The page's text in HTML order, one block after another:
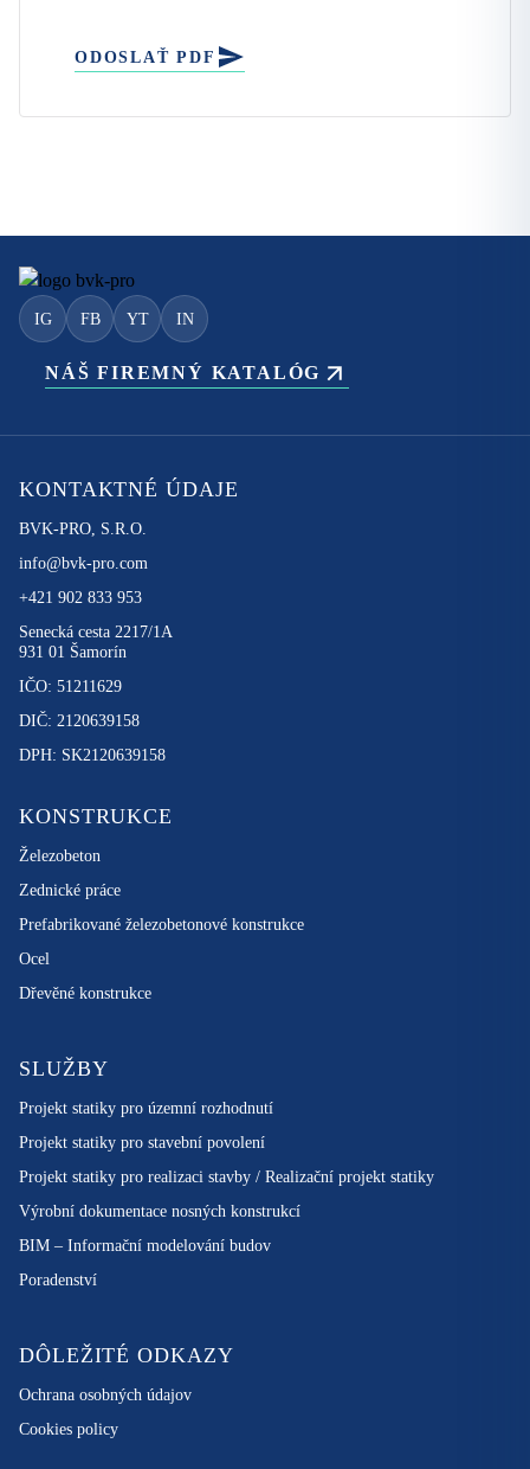
ODOSLAŤ PDF
IG FB YT IN
NÁŠ FIREMNÝ KATALÓG
KONTAKTNÉ ÚDAJE
BVK-PRO, S.R.O.
info@bvk-pro.com
+421 902 833 953
Senecká cesta 2217/1A
931 01 Šamorín
IČO: 51211629
DIČ: 2120639158
DPH: SK2120639158
KONSTRUKCE
Železobeton
Zednické práce
Prefabrikované železobetonové konstrukce
Ocel
Dřevěné konstrukce
SLUŽBY
Projekt statiky pro územní rozhodnutí
Projekt statiky pro stavební povolení
Projekt statiky pro realizaci stavby / Realizační projekt statiky
Výrobní dokumentace nosných konstrukcí
BIM – Informační modelování budov
Poradenství
DÔLEŽITÉ ODKAZY
Ochrana osobných údajov
Cookies policy